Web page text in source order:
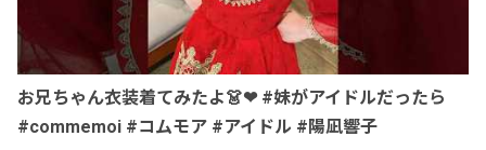
お兄ちゃん衣装着てみたよ👗❤ #妹がアイドルだったら
#commemoi #コムモア #アイドル #陽凪響子